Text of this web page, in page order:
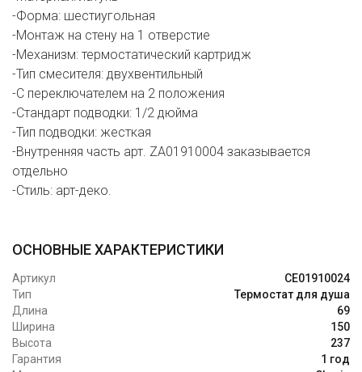
-Форма: шестиугольная
-Монтаж на стену на 1 отверстие
-Механизм: термостатический картридж
-Тип смесителя: двухвентильный
-C переключателем на 2 положения
-Стандарт подводки: 1/2 дюйма
-Тип подводки: жесткая
-Внутренняя часть арт. ZA01910004 заказывается
отдельно
-Стиль: арт-деко.
ОСНОВНЫЕ ХАРАКТЕРИСТИКИ
Артикул
CE01910024
Тип
Термостат для душа
Длина
69
Ширина
150
Высота
237
Гарантия
1 год